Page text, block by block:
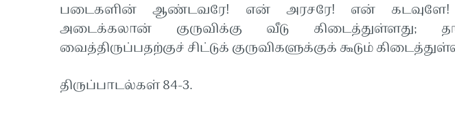
படைகளின் ஆண்டவரே! என் அரசரே! என் கடவுளே!
அடைக்கலான் குருவிக்கு வீடு கிடைத்துள்ளது;
வைத்திருப்பதற்குச் சிட்டுக் குருவிகளுக்குக் கூடும்
திருப்பாடல்கள் 84-3.